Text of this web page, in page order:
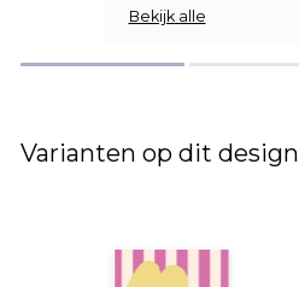
Bekijk alle
Varianten op dit design